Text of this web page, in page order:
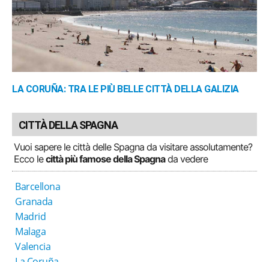
LA CORUÑA: TRA LE PIÙ BELLE CITTÀ DELLA GALIZIA
CITTÀ DELLA SPAGNA
Vuoi sapere le città delle Spagna da visitare assolutamente?
Ecco lecittà più famose della Spagnada vedere
Barcellona
Granada
Madrid
Malaga
Valencia